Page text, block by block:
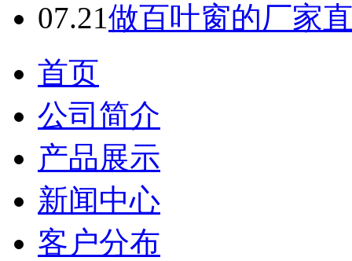
07.21做百叶窗的厂家
首页
公司简介
产品展示
新闻中心
客户分布